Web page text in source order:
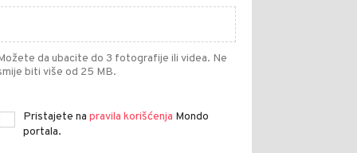
da ubacite do 3 fotografije ili videa. Ne
biti više od 25 MB.
Pristajete na pravila korišćenja Mondo
portala.